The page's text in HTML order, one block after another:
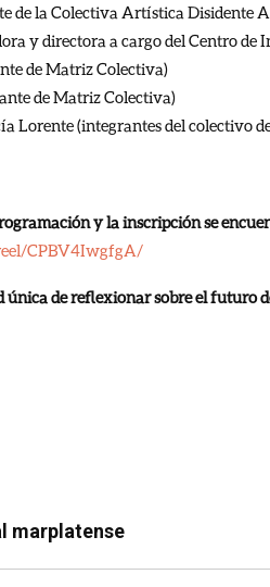
de la Colectiva Artística Disidente
y directora a cargo del Centro de
de Matriz Colectiva)
de Matriz Colectiva)
Lorente (integrantes del colectivo
y la inscripción se
CPBV4IwgfgA/
única de reflexionar sobre el futuro
marplatense